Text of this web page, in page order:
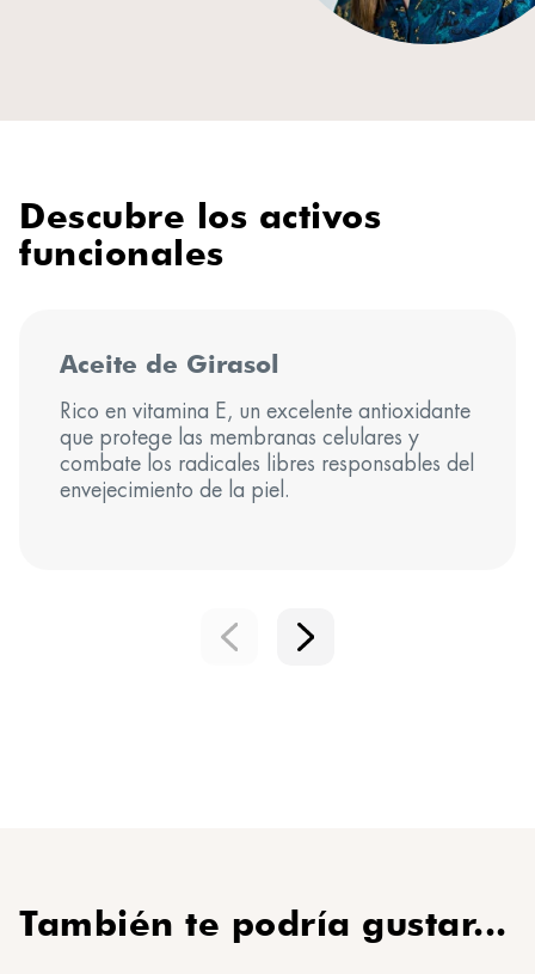
Descubre los activos
funcionales
Aceite de Girasol
Rico en vitamina E, un excelente antioxidante
que protege las membranas celulares y
combate los radicales libres responsables del
envejecimiento de la piel.
También te podría gustar...